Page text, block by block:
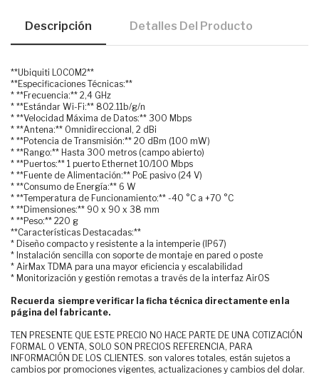
Descripción Detalles Del Producto
**Ubiquiti LOCOM2**
**Especificaciones Técnicas:**
* **Frecuencia:** 2,4 GHz
* **Estándar Wi-Fi:** 802.11b/g/n
* **Velocidad Máxima de Datos:** 300 Mbps
* **Antena:** Omnidireccional, 2 dBi
* **Potencia de Transmisión:** 20 dBm (100 mW)
* **Rango:** Hasta 300 metros (campo abierto)
* **Puertos:** 1 puerto Ethernet 10/100 Mbps
* **Fuente de Alimentación:** PoE pasivo (24 V)
* **Consumo de Energía:** 6 W
* **Temperatura de Funcionamiento:** -40 °C a +70 °C
* **Dimensiones:** 90 x 90 x 38 mm
* **Peso:** 220 g
**Características Destacadas:**
* Diseño compacto y resistente a la intemperie (IP67)
* Instalación sencilla con soporte de montaje en pared o poste
* AirMax TDMA para una mayor eficiencia y escalabilidad
* Monitorización y gestión remotas a través de la interfaz AirOS
Recuerda siempre verificar la ficha técnica directamente en la
página del fabricante.
TEN PRESENTE QUE ESTE PRECIO NO HACE PARTE DE UNA COTIZACIÓN
FORMAL O VENTA, SOLO SON PRECIOS REFERENCIA, PARA
INFORMACIÓN DE LOS CLIENTES. son valores totales, están sujetos a
cambios por promociones vigentes, actualizaciones y cambios del dolar.